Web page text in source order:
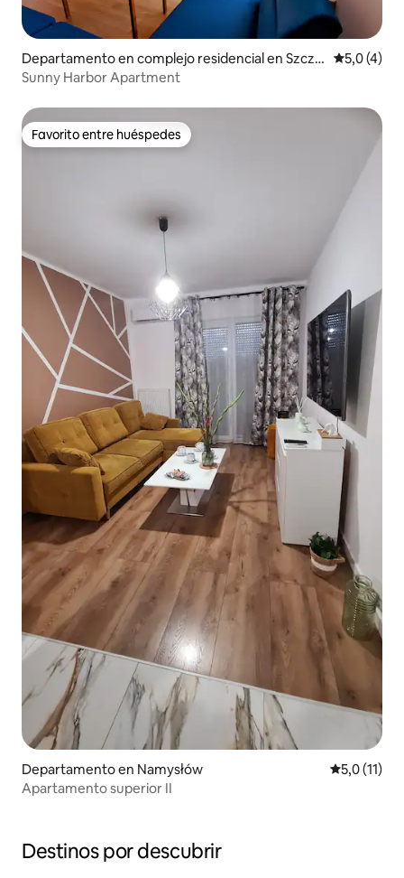
Departamento en complejo residencial en Szcze
drzyk
5,0 (4)
Sunny Harbor Apartment
Favorito entre huéspedes
Favorito entre huéspedes
Departamento en Namysłów Calificación
5,0 (11)
Apartamento superior II
Destinos por descubrir